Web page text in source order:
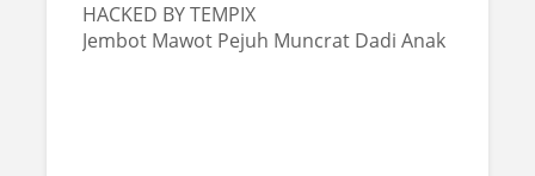
HACKED BY TEMPIX
Jembot Mawot Pejuh Muncrat Dadi Anak